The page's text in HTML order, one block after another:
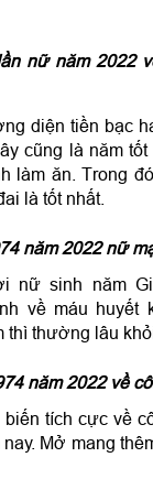
nữ năm 2022
diện tiền bạc
cũng là năm
làm ăn. Trong
là tốt nhất.
năm 2022 nữ
nữ sinh năm
về máu huyết
thì thường lâu
năm 2022 về
tích cực về
Mở mang